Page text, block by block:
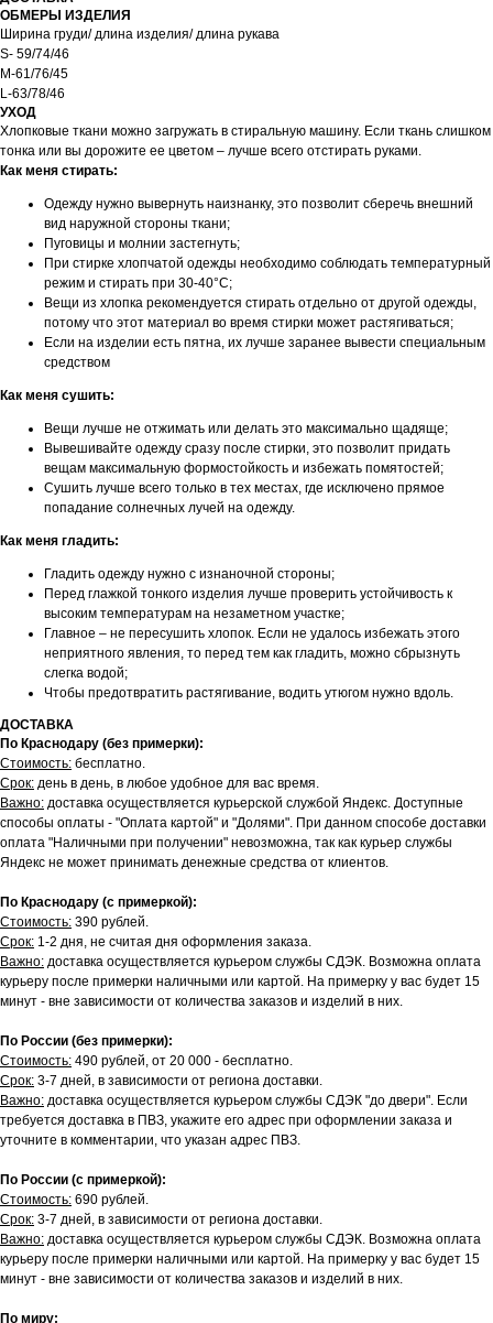
ОБМЕРЫ ИЗДЕЛИЯ
Ширина груди/ длина изделия/ длина рукава
S- 59/74/46
М-61/76/45
L-63/78/46
УХОД
Хлопковые ткани можно загружать в стиральную машину. Если ткань слишком
тонка или вы дорожите ее цветом – лучше всего отстирать руками.
Как меня стирать:
Одежду нужно вывернуть наизнанку, это позволит сберечь внешний
вид наружной стороны ткани;
Пуговицы и молнии застегнуть;
При стирке хлопчатой одежды необходимо соблюдать температурный
режим и стирать при 30-40°C;
Вещи из хлопка рекомендуется стирать отдельно от другой одежды,
потому что этот материал во время стирки может растягиваться;
Если на изделии есть пятна, их лучше заранее вывести специальным
средством
Как меня сушить:
Вещи лучше не отжимать или делать это максимально щадяще;
Вывешивайте одежду сразу после стирки, это позволит придать
вещам максимальную формостойкость и избежать помятостей;
Сушить лучше всего только в тех местах, где исключено прямое
попадание солнечных лучей на одежду.
Как меня гладить:
Гладить одежду нужно с изнаночной стороны;
Перед глажкой тонкого изделия лучше проверить устойчивость к
высоким температурам на незаметном участке;
Главное – не пересушить хлопок. Если не удалось избежать этого
неприятного явления, то перед тем как гладить, можно сбрызнуть
слегка водой;
Чтобы предотвратить растягивание, водить утюгом нужно вдоль.
ДОСТАВКА
По Краснодару (без примерки):
Стоимость: бесплатно.
Срок: день в день, в любое удобное для вас время.
Важно: доставка осуществляется курьерской службой Яндекс. Доступные
способы оплаты - "Оплата картой" и "Долями". При данном способе доставки
оплата "Наличными при получении" невозможна, так как курьер службы
Яндекс не может принимать денежные средства от клиентов.
По Краснодару (с примеркой):
Стоимость: 390 рублей.
Срок: 1-2 дня, не считая дня оформления заказа.
Важно: доставка осуществляется курьером службы СДЭК. Возможна оплата
курьеру после примерки наличными или картой. На примерку у вас будет 15
минут - вне зависимости от количества заказов и изделий в них.
По России (без примерки):
Стоимость: 490 рублей, от 20 000 - бесплатно.
Срок: 3-7 дней, в зависимости от региона доставки.
Важно: доставка осуществляется курьером службы СДЭК "до двери". Если
требуется доставка в ПВЗ, укажите его адрес при оформлении заказа и
уточните в комментарии, что указан адрес ПВЗ.
По России (с примеркой):
Стоимость: 690 рублей.
Срок: 3-7 дней, в зависимости от региона доставки.
Важно: доставка осуществляется курьером службы СДЭК. Возможна оплата
курьеру после примерки наличными или картой. На примерку у вас будет 15
минут - вне зависимости от количества заказов и изделий в них.
По миру: